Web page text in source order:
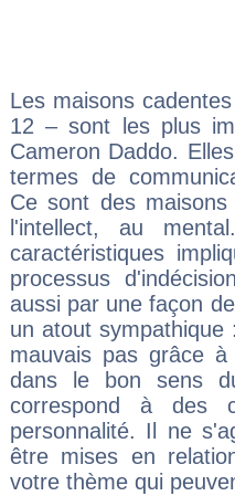
Les maisons
12 – sont les plus
Cameron Daddo.
termes de
Ce sont des
l'intellect, au
caractéristiques
processus
aussi par une façon
un atout
mauvais pas grâce
dans le bon sens
correspond à des
personnalité. Il ne
être mises en
votre thème qui